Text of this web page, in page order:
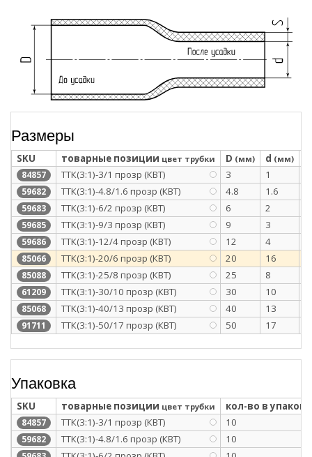
Размеры
SKU товарные позиции цвет трубки D (мм) d (мм)
84857 ТТК(3:1)-3/1 прозр (КВТ) 3 1
59682 ТТК(3:1)-4.8/1.6 прозр (КВТ) 4.8 1.6
59683 ТТК(3:1)-6/2 прозр (КВТ) 6 2
59685 ТТК(3:1)-9/3 прозр (КВТ) 9 3
59686 ТТК(3:1)-12/4 прозр (КВТ) 12 4
85066 ТТК(3:1)-20/6 прозр (КВТ) 20 16
85088 ТТК(3:1)-25/8 прозр (КВТ) 25 8
61209 ТТК(3:1)-30/10 прозр (КВТ) 30 10
85068 ТТК(3:1)-40/13 прозр (КВТ) 40 13
91711 ТТК(3:1)-50/17 прозр (КВТ) 50 17
Упаковка
SKU товарные позиции цвет трубки кол-во в
84857 ТТК(3:1)-3/1 прозр (КВТ) 10
59682 ТТК(3:1)-4.8/1.6 прозр (КВТ) 10